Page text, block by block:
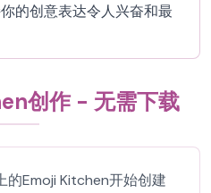
的创意表达令人兴奋和最
创作 - 无需下载
的Emoji Kitchen开始创建